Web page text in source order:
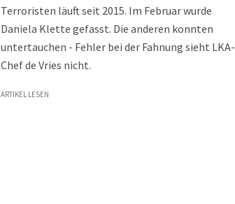
Terroristen läuft seit 2015. Im Februar wurde
Daniela Klette gefasst. Die anderen konnten
untertauchen - Fehler bei der Fahnung sieht LKA-
Chef de Vries nicht.
ARTIKEL LESEN